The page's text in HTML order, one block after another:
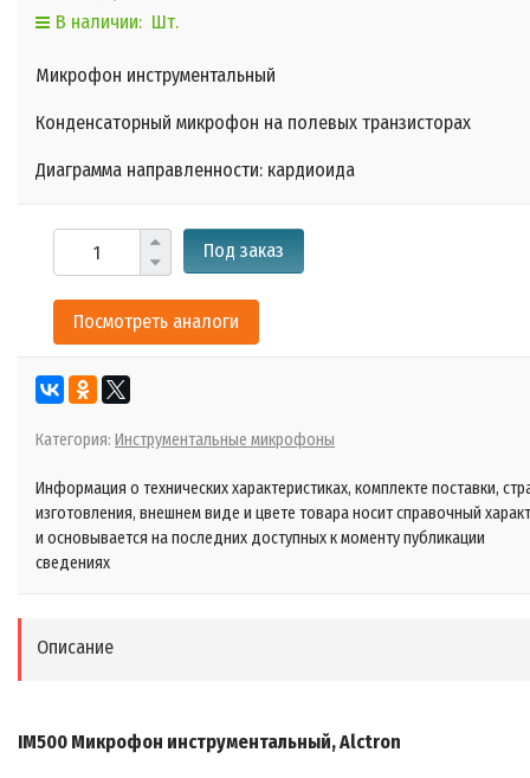
В наличии: Шт.
Микрофон инструментальный
Конденсаторный микрофон на полевых транзисторах
Диаграмма направленности: кардиоида
Под заказ
Посмотреть аналоги
Категория: Инструментальные микрофоны
Информация о технических характеристиках, комплекте поставки,
изготовления, внешнем виде и цвете товара носит справочный
и основывается на последних доступных к моменту публикации
сведениях
Описание
IM500 Микрофон инструментальный, Alctron